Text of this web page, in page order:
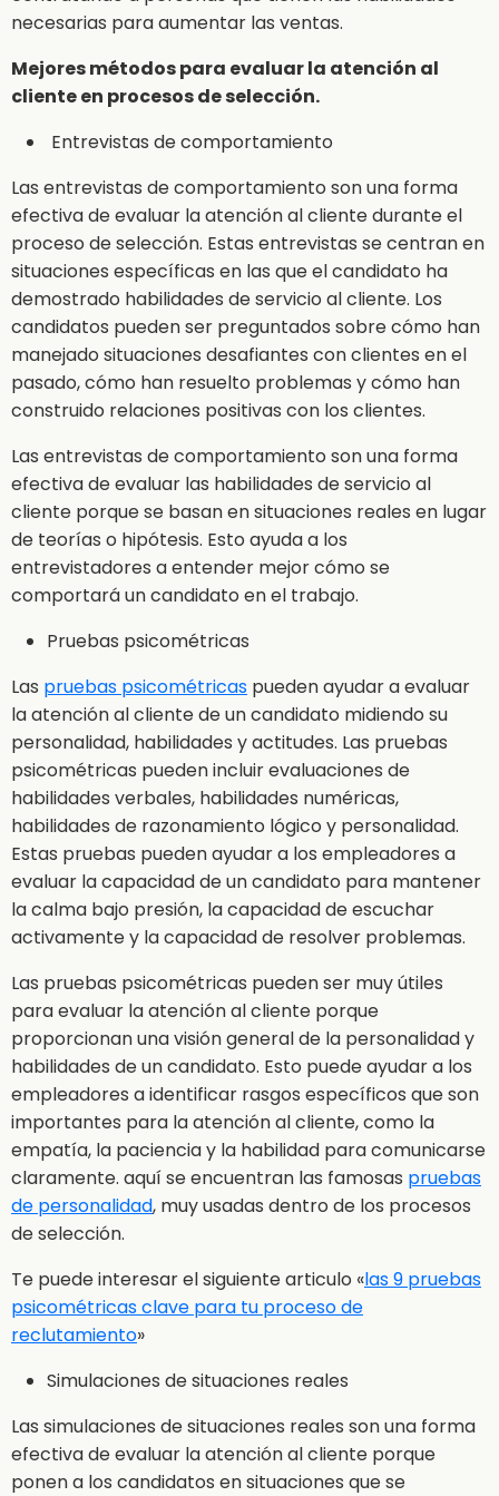
necesarias para aumentar las ventas.
Mejores métodos para evaluar la atención al
cliente en procesos de selección.
Entrevistas de comportamiento
Las entrevistas de comportamiento son una forma
efectiva de evaluar la atención al cliente durante el
proceso de selección. Estas entrevistas se centran en
situaciones específicas en las que el candidato ha
demostrado habilidades de servicio al cliente. Los
candidatos pueden ser preguntados sobre cómo han
manejado situaciones desafiantes con clientes en el
pasado, cómo han resuelto problemas y cómo han
construido relaciones positivas con los clientes.
Las entrevistas de comportamiento son una forma
efectiva de evaluar las habilidades de servicio al
cliente porque se basan en situaciones reales en lugar
de teorías o hipótesis. Esto ayuda a los
entrevistadores a entender mejor cómo se
comportará un candidato en el trabajo.
Pruebas psicométricas
Las pruebas psicométricas pueden ayudar a evaluar
la atención al cliente de un candidato midiendo su
personalidad, habilidades y actitudes. Las pruebas
psicométricas pueden incluir evaluaciones de
habilidades verbales, habilidades numéricas,
habilidades de razonamiento lógico y personalidad.
Estas pruebas pueden ayudar a los empleadores a
evaluar la capacidad de un candidato para mantener
la calma bajo presión, la capacidad de escuchar
activamente y la capacidad de resolver problemas.
Las pruebas psicométricas pueden ser muy útiles
para evaluar la atención al cliente porque
proporcionan una visión general de la personalidad y
habilidades de un candidato. Esto puede ayudar a los
empleadores a identificar rasgos específicos que son
importantes para la atención al cliente, como la
empatía, la paciencia y la habilidad para comunicarse
claramente. aquí se encuentran las famosas pruebas
de personalidad, muy usadas dentro de los procesos
de selección.
Te puede interesar el siguiente articulo «las 9 pruebas
psicométricas clave para tu proceso de
reclutamiento»
Simulaciones de situaciones reales
Las simulaciones de situaciones reales son una forma
efectiva de evaluar la atención al cliente porque
ponen a los candidatos en situaciones que se